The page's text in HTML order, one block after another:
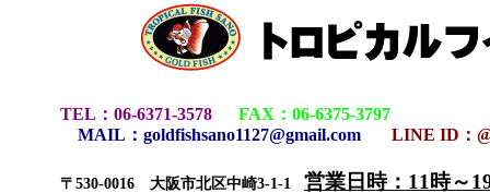
TEL ： 06-6371-3578 FAX ： 06-6375-3797
MAIL ： goldfishsano1127@gmail.com LINE ID：
〒530-0016 大阪市北区中崎3-1-1 営業日時：11時～